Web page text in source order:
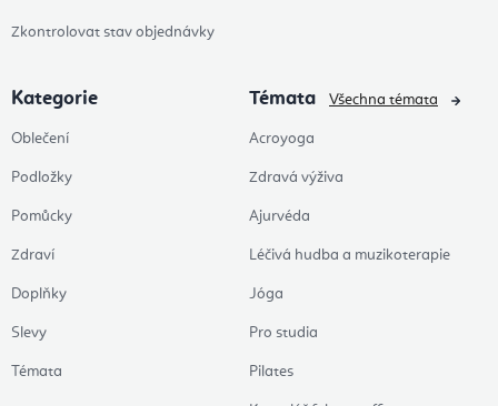
Zkontrolovat stav objednávky
Kategorie
Oblečení
Podložky
Pomůcky
Zdraví
Doplňky
Slevy
Témata
Témata
Acroyoga
Zdravá výživa
Ajurvéda
Léčivá hudba a muzikoterapie
Jóga
Pro studia
Pilates
Všechna témata